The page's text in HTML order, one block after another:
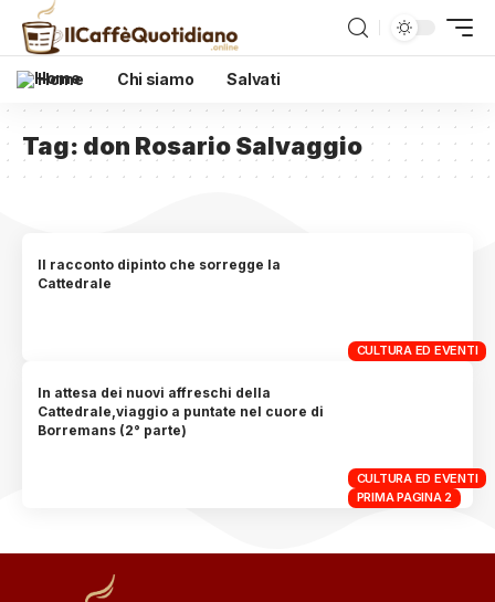
Home Chi siamo Salvati
Tag: don Rosario Salvaggio
CULTURA ED EVENTI
Il racconto dipinto che sorregge la
Cattedrale
CULTURA ED EVENTI
PRIMA PAGINA 2
In attesa dei nuovi affreschi della
Cattedrale,viaggio a puntate nel cuore di
Borremans (2° parte)